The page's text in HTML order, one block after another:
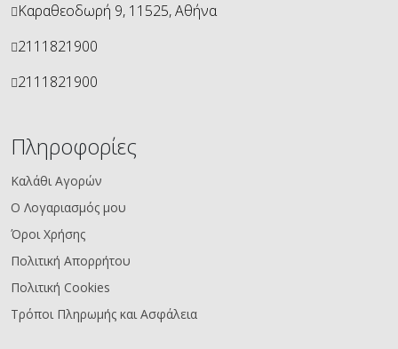
Καραθεοδωρή 9, 11525, Αθήνα
2111821900
2111821900
Πληροφορίες
Καλάθι Αγορών
Ο Λογαριασμός μου
Όροι Χρήσης
Πολιτική Απορρήτου
Πολιτική Cookies
Τρόποι Πληρωμής και Ασφάλεια